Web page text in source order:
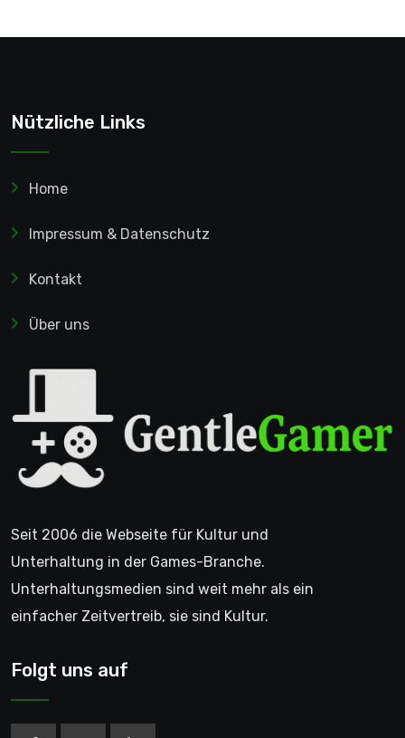
Nützliche Links
Home
Impressum & Datenschutz
Kontakt
Über uns
Seit 2006 die Webseite für Kultur und
Unterhaltung in der Games-Branche.
Unterhaltungsmedien sind weit mehr als ein
einfacher Zeitvertreib, sie sind Kultur.
Folgt uns auf